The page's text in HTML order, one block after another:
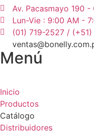
Av. Pacasmayo 190
Lun-Vie : 9:00 AM -
(01) 719-2527 /
Menú
Inicio
Productos
Catálogo
Distribuidores